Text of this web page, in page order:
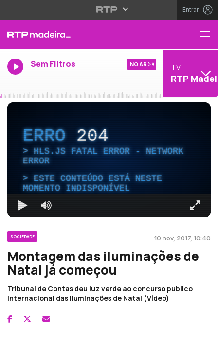
Entrar
Sem Filtros NO AR TV
RTP
ERRO204
HLS.JS FATAL ERROR - NETWORK
ERROR
ESTE CONTEÚDO ESTÁ NESTE
MOMENTO INDISPONÍVEL
SOCIEDADE 10 nov, 2017, 10:40
Montagem das iluminações de
Natal já começou
Tribunal de Contas deu luz verde ao concurso publico
internacional das iluminações de Natal (Vídeo)